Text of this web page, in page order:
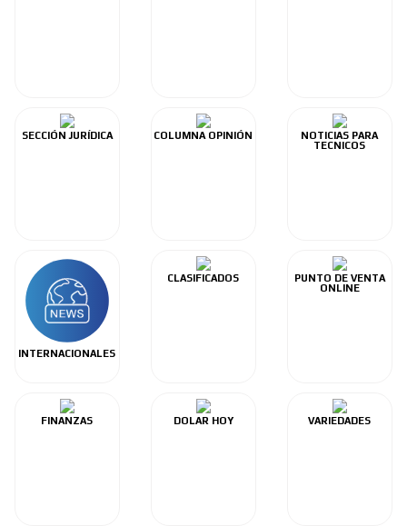
SECCIÓN JURÍDICA COLUMNA OPINIÓN
NOTICIAS PARA
TECNICOS
INTERNACIONALES
CLASIFICADOS
PUNTO DE VENTA
ONLINE
FINANZAS DOLAR HOY VARIEDADES